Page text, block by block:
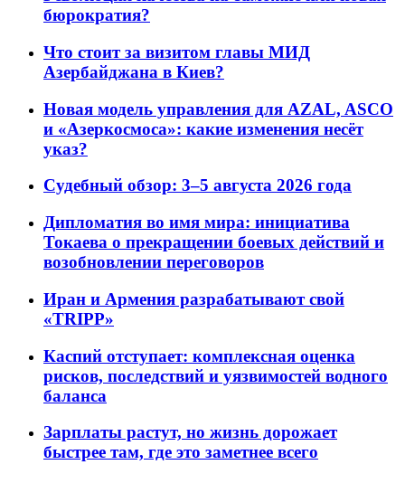
бюрократия?
Что стоит за визитом главы МИД
Азербайджана в Киев?
Новая модель управления для AZAL, ASCO
и «Азеркосмоса»: какие изменения несёт
указ?
Судебный обзор: 3–5 августа 2026 года
Дипломатия во имя мира: инициатива
Токаева о прекращении боевых действий и
возобновлении переговоров
Иран и Армения разрабатывают свой
«TRIPP»
Каспий отступает: комплексная оценка
рисков, последствий и уязвимостей водного
баланса
Зарплаты растут, но жизнь дорожает
быстрее там, где это заметнее всего